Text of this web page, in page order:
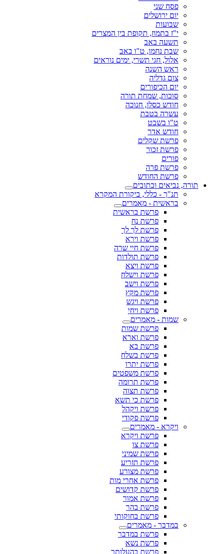
פסח שני
יום ירושלים
שבועות
י"ז בתמוז, תקופת בין המצרים
תשעה באב
שבת נחמו, ט"ו באב
אלול, חגי תשרי, ימים נוראים
ראש השנה
צום גדליה
יום הכיפורים
סוכות, שמחת תורה
חודש כסלו, חנוכה
עשרה בטבת
ט"ו בשבט
חודש אדר
פרשת שקלים
פרשת זכור
פורים
פרשת פרה
פרשת החודש
תורה, נביאים וכתובים
תנ"ך - כללי, ביקורת המקרא
בראשית - מאמרים
פרשת בראשית
פרשת נח
פרשת לך לך
פרשת וירא
פרשת חיי שרה
פרשת תולדות
פרשת ויצא
פרשת וישלח
פרשת וישב
פרשת מקץ
פרשת ויגש
פרשת ויחי
שמות - מאמרים
פרשת שמות
פרשת וארא
פרשת בא
פרשת בשלח
פרשת יתרו
פרשת משפטים
פרשת תרומה
פרשת תצוה
פרשת כי תשא
פרשת ויקהל
פרשת פקודי
ויקרא - מאמרים
פרשת ויקרא
פרשת צו
פרשת שמיני
פרשת תזריע
פרשת מצורע
פרשת אחרי מות
פרשת קדושים
פרשת אמור
פרשת בהר
פרשת בחוקותי
במדבר - מאמרים
פרשת במדבר
פרשת נשא
פרשת בהעלותך